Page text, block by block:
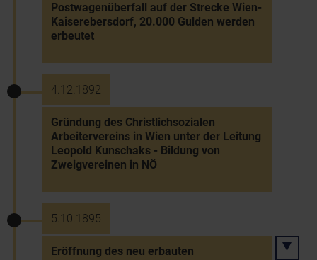
Postwagenüberfall auf der Strecke Wien-
Kaiserebersdorf, 20.000 Gulden werden
erbeutet
4.12.1892
Gründung des Christlichsozialen
Arbeitervereins in Wien unter der Leitung
Leopold Kunschaks - Bildung von
Zweigvereinen in NÖ
5.10.1895
Eröffnung des neu erbauten